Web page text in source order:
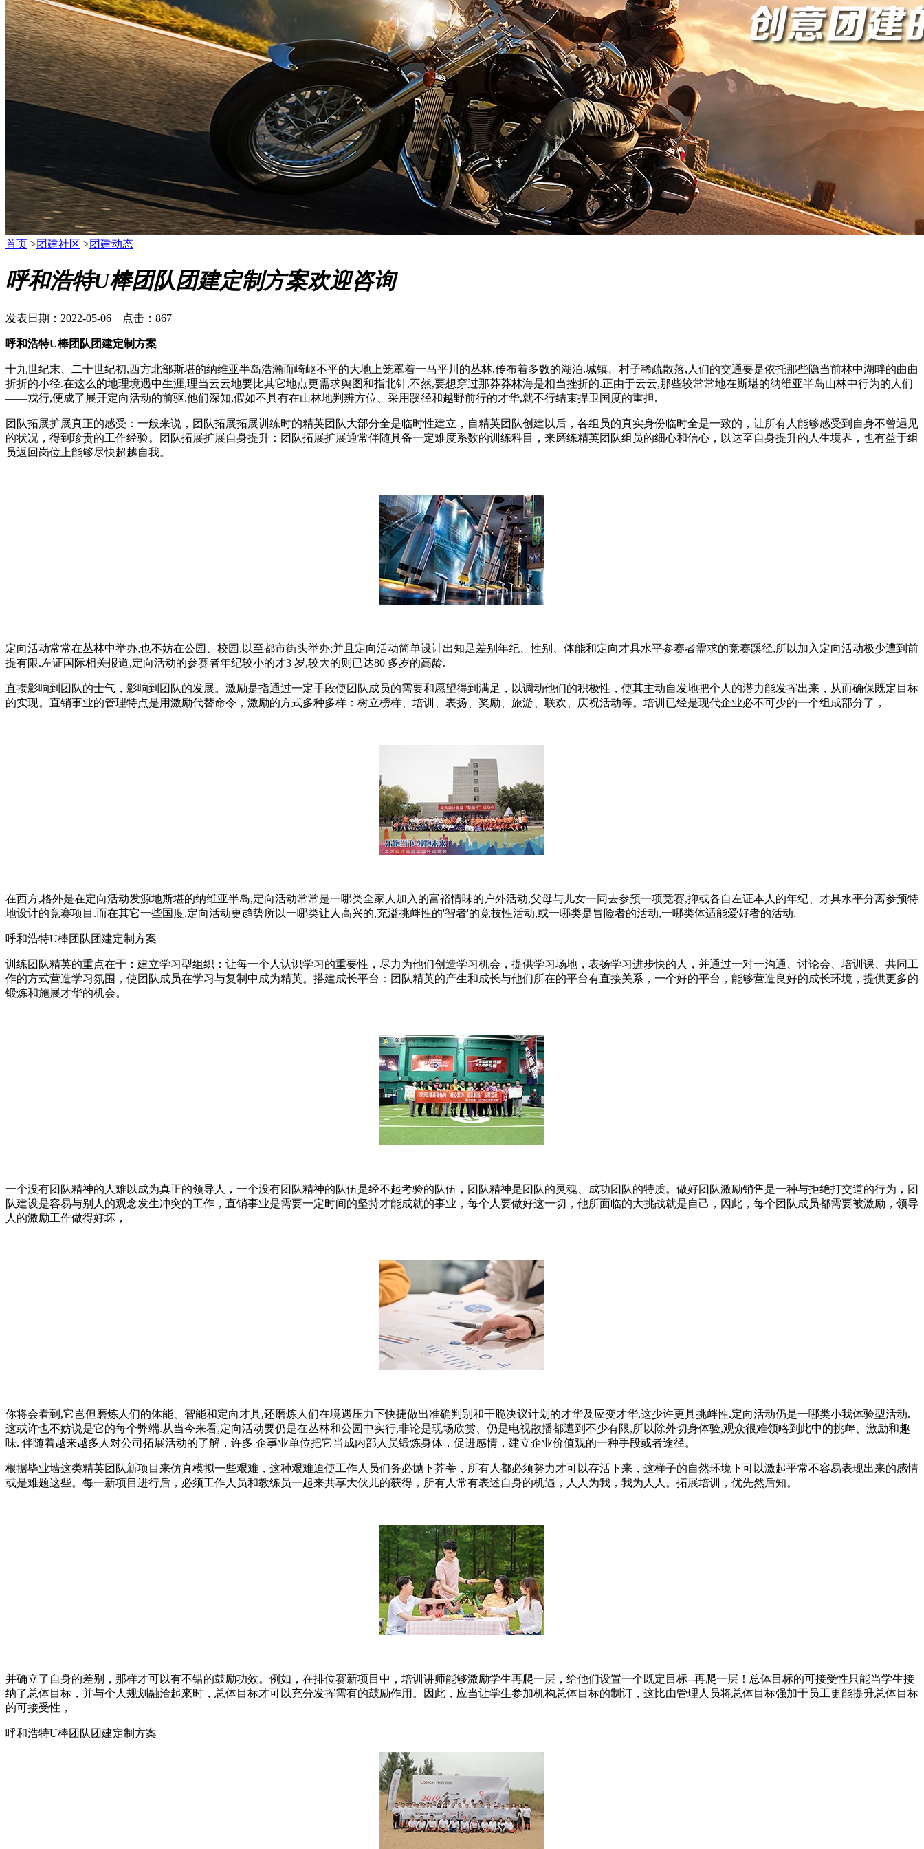
首页 >团建社区 >团建动态
呼和浩特U棒团队团建定制方案欢迎咨询
发表日期：2022-05-06 点击：867
呼和浩特U棒团队团建定制方案
十九世纪末、二十世纪初,西方北部斯堪的纳维亚半岛浩瀚而崎岖不平的大地上笼罩着一马平川的丛林,传布着多数的湖泊.城镇、村子稀疏散落,人们的交通要是依托那些隐当前林中湖畔的曲曲
折折的小径.在这么的地理境遇中生涯,理当云云地要比其它地点更需求舆图和指北针,不然,要想穿过那莽莽林海是相当挫折的.正由于云云,那些较常常地在斯堪的纳维亚半岛山林中行为的人们
——戎行,便成了展开定向活动的前驱.他们深知,假如不具有在山林地判辨方位、采用蹊径和越野前行的才华,就不行结束捍卫国度的重担.
团队拓展扩展真正的感受：一般来说，团队拓展拓展训练时的精英团队大部分全是临时性建立，自精英团队创建以后，各组员的真实身份临时全是一致的，让所有人能够感受到自身不曾遇见
的状况，得到珍贵的工作经验。团队拓展扩展自身提升：团队拓展扩展通常伴随具备一定难度系数的训练科目，来磨练精英团队组员的细心和信心，以达至自身提升的人生境界，也有益于组
员返回岗位上能够尽快超越自我。
定向活动常常在丛林中举办,也不妨在公园、校园,以至都市街头举办;并且定向活动简单设计出知足差别年纪、性别、体能和定向才具水平参赛者需求的竞赛蹊径,所以加入定向活动极少遭到前
提有限.左证国际相关报道,定向活动的参赛者年纪较小的才3 岁,较大的则已达80 多岁的高龄.
直接影响到团队的士气，影响到团队的发展。激励是指通过一定手段使团队成员的需要和愿望得到满足，以调动他们的积极性，使其主动自发地把个人的潜力能发挥出来，从而确保既定目标
的实现。直销事业的管理特点是用激励代替命令，激励的方式多种多样：树立榜样、培训、表扬、奖励、旅游、联欢、庆祝活动等。培训已经是现代企业必不可少的一个组成部分了，
在西方,格外是在定向活动发源地斯堪的纳维亚半岛,定向活动常常是一哪类全家人加入的富裕情味的户外活动,父母与儿女一同去参预一项竞赛,抑或各自左证本人的年纪、才具水平分离参预特
地设计的竞赛项目.而在其它一些国度,定向活动更趋势所以一哪类让人高兴的,充溢挑衅性的'智者'的竞技性活动,或一哪类是冒险者的活动,一哪类体适能爱好者的活动.
呼和浩特U棒团队团建定制方案
训练团队精英的重点在于：建立学习型组织：让每一个人认识学习的重要性，尽力为他们创造学习机会，提供学习场地，表扬学习进步快的人，并通过一对一沟通、讨论会、培训课、共同工
作的方式营造学习氛围，使团队成员在学习与复制中成为精英。搭建成长平台：团队精英的产生和成长与他们所在的平台有直接关系，一个好的平台，能够营造良好的成长环境，提供更多的
锻炼和施展才华的机会。
一个没有团队精神的人难以成为真正的领导人，一个没有团队精神的队伍是经不起考验的队伍，团队精神是团队的灵魂、成功团队的特质。做好团队激励销售是一种与拒绝打交道的行为，团
队建设是容易与别人的观念发生冲突的工作，直销事业是需要一定时间的坚持才能成就的事业，每个人要做好这一切，他所面临的大挑战就是自己，因此，每个团队成员都需要被激励，领导
人的激励工作做得好坏，
你将会看到,它岂但磨炼人们的体能、智能和定向才具,还磨炼人们在境遇压力下快捷做出准确判别和干脆决议计划的才华及应变才华,这少许更具挑衅性.定向活动仍是一哪类小我体验型活动.
这或许也不妨说是它的每个弊端.从当今来看,定向活动要仍是在丛林和公园中实行,非论是现场欣赏、仍是电视散播都遭到不少有限,所以除外切身体验,观众很难领略到此中的挑衅、激励和趣
味. 伴随着越来越多人对公司拓展活动的了解，许多 企事业单位把它当成内部人员锻炼身体，促进感情，建立企业价值观的一种手段或者途径。
根据毕业墙这类精英团队新项目来仿真模拟一些艰难，这种艰难迫使工作人员们务必抛下芥蒂，所有人都必须努力才可以存活下来，这样子的自然环境下可以激起平常不容易表现出来的感情
或是难题这些。每一新项目进行后，必须工作人员和教练员一起来共享大伙儿的获得，所有人常有表述自身的机遇，人人为我，我为人人。拓展培训，优先然后知。
并确立了自身的差别，那样才可以有不错的鼓励功效。例如，在排位赛新项目中，培训讲师能够激励学生再爬一层，给他们设置一个既定目标--再爬一层！总体目标的可接受性只能当学生接
纳了总体目标，并与个人规划融洽起來时，总体目标才可以充分发挥需有的鼓励作用。因此，应当让学生参加机构总体目标的制订，这比由管理人员将总体目标强加于员工更能提升总体目标
的可接受性，
呼和浩特U棒团队团建定制方案